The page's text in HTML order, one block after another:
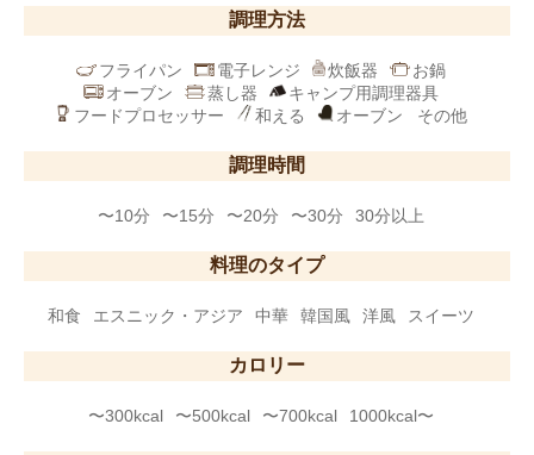
調理方法
フライパン 電子レンジ 炊飯器
お鍋
オーブン
蒸し器
キャンプ用調理器具
フードプロセッサー
和える オーブン その他
調理時間
〜10分 〜15分 〜20分 〜30分 30分以上
料理のタイプ
和食 エスニック・アジア 中華 韓国風 洋風 スイーツ
カロリー
〜300kcal 〜500kcal 〜700kcal 1000kcal〜